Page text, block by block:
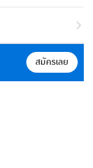
สมัครเลย